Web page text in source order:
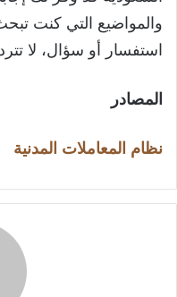
والمواضيع التي كنت
استفسار أو سؤال، لا
المصادر
نظام المعاملات المدنية